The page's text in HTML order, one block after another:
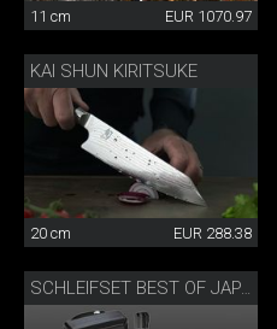
11 cm EUR 1070.97
KAI SHUN KIRITSUKE
20 cm EUR 288.38
SCHLEIFSET BEST OF JAPAN AND SWITZERLAND